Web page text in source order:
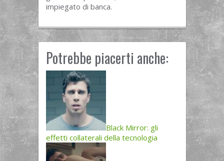
impiegato di banca.
Potrebbe piacerti anche:
Black Mirror: gli
effetti collaterali della tecnologia